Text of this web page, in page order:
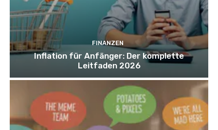
FINANZEN
Inflation für Anfänger: Der komplette
Leitfaden 2026